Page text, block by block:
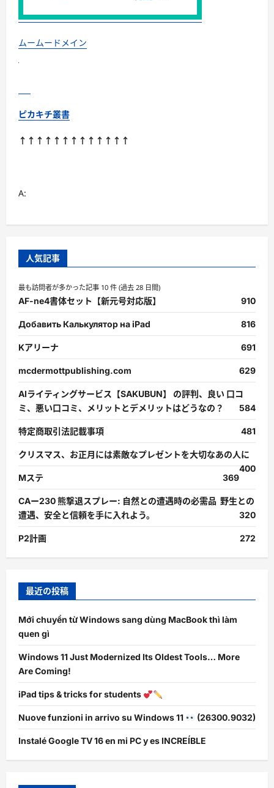
ムームードメイン
ピカキチ叢書
↑↑↑↑↑↑↑↑↑↑↑↑↑
A:
人気記事
最も訪問者が多かった記事 10 件 (過去 28 日間)
AF-ne4書体セット【新元号対応版】 910
Добавить Калькулятор на iPad 816
Kアリーナ 691
mcdermottpublishing.com 629
AIライティングサービス【SAKUBUN】 の評判、良い 口コ
ミ、悪い口コミ、メリットとデメリットはどうなの？
584
特定商取引法記載事項 481
クリスマス、お正月には素敵なプレゼントを大切なあの人に
400
Mステ
369
CAー230 熊撃退スプレー: 自然との遭遇時の必需品 野生との
遭遇、安全と信頼を手に入れよう。
320
P2計画 272
最近の投稿
Mới chuyển từ Windows sang dùng MacBook thì làm
quen gì
Windows 11 Just Modernized Its Oldest Tools… More
Are Coming!
iPad tips & tricks for students
Nuove funzioni in arrivo su Windows 11 (26300.9032)
Instalé Google TV 16 en mi PC y es INCREÍBLE